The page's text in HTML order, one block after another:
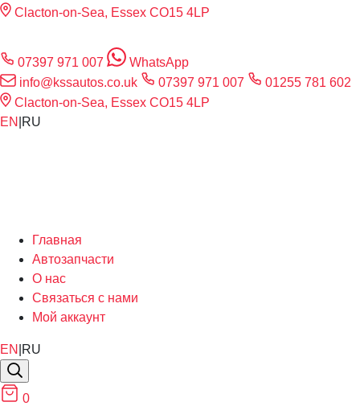
Clacton-on-Sea, Essex CO15 4LP
07397 971 007
WhatsApp
info@kssautos.co.uk
07397 971 007
01255 781 602
Clacton-on-Sea, Essex CO15 4LP
EN RU
Главная
Автозапчасти
О нас
Связаться с нами
Мой аккаунт
EN RU
0